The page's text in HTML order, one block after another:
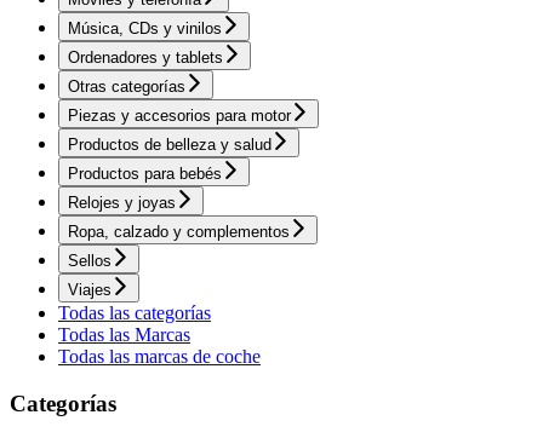
Música, CDs y vinilos
Ordenadores y tablets
Otras categorías
Piezas y accesorios para motor
Productos de belleza y salud
Productos para bebés
Relojes y joyas
Ropa, calzado y complementos
Sellos
Viajes
Todas las categorías
Todas las Marcas
Todas las marcas de coche
Categorías